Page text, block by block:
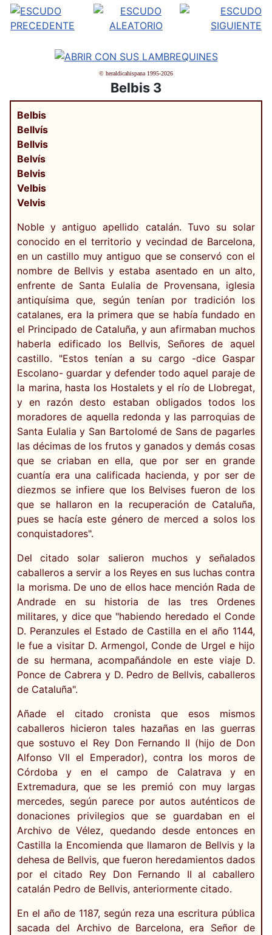
© heraldicahispana 1995-2026
Belbis 3
Belbis
Bellvís
Bellvis
Belvís
Belvis
Velbis
Velvis
Noble y antiguo apellido catalán. Tuvo su solar
conocido en el territorio y vecindad de Barcelona,
en un castillo muy antiguo que se conservó con el
nombre de Bellvis y estaba asentado en un alto,
enfrente de Santa Eulalia de Provensana, iglesia
antiquísima que, según tenían por tradición los
catalanes, era la primera que se había fundado en
el Principado de Cataluña, y aun afirmaban muchos
haberla edificado los Bellvis, Señores de aquel
castillo. "Estos tenían a su cargo -dice Gaspar
Escolano- guardar y defender todo aquel paraje de
la marina, hasta los Hostalets y el río de Llobregat,
y en razón desto estaban obligados todos los
moradores de aquella redonda y las parroquias de
Santa Eulalia y San Bartolomé de Sans de pagarles
las décimas de los frutos y ganados y demás cosas
que se criaban en ella, que por ser en grande
cuantía era una calificada hacienda, y por ser de
diezmos se infiere que los Belvises fueron de los
que se hallaron en la recuperación de Cataluña,
pues se hacía este género de merced a solos los
conquistadores".
Del citado solar salieron muchos y señalados
caballeros a servir a los Reyes en sus luchas contra
la morisma. De uno de ellos hace mención Rada de
Andrade en su historia de las tres Ordenes
militares, y dice que "habiendo heredado el Conde
D. Peranzules el Estado de Castilla en el año 1144,
le fue a visitar D. Armengol, Conde de Urgel e hijo
de su hermana, acompañándole en este viaje D.
Ponce de Cabrera y D. Pedro de Bellvis, caballeros
de Cataluña".
Añade el citado cronista que esos mismos
caballeros hicieron tales hazañas en las guerras
que sostuvo el Rey Don Fernando II (hijo de Don
Alfonso VII el Emperador), contra los moros de
Córdoba y en el campo de Calatrava y en
Extremadura, que se les premió con muy largas
mercedes, según parece por autos auténticos de
donaciones privilegios que se guardaban en el
Archivo de Vélez, quedando desde entonces en
Castilla la Encomienda que llamaron de Bellvis y la
dehesa de Bellvis, que fueron heredamientos dados
por el citado Rey Don Fernando II al caballero
catalán Pedro de Bellvis, anteriormente citado.
En el año de 1187, según reza una escritura pública
sacada del Archivo de Barcelona, era Señor de